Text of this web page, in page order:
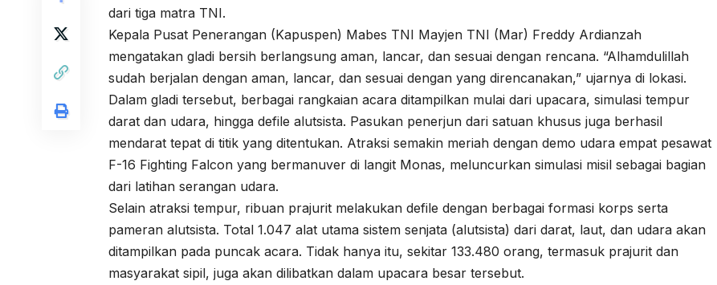
dari tiga matra TNI.
Kepala Pusat Penerangan (Kapuspen) Mabes TNI Mayjen TNI (Mar) Freddy Ardianzah
mengatakan gladi bersih berlangsung aman, lancar, dan sesuai dengan rencana. “Alhamdulillah
sudah berjalan dengan aman, lancar, dan sesuai dengan yang direncanakan,” ujarnya di lokasi.
Dalam gladi tersebut, berbagai rangkaian acara ditampilkan mulai dari upacara, simulasi tempur
darat dan udara, hingga defile alutsista. Pasukan penerjun dari satuan khusus juga berhasil
mendarat tepat di titik yang ditentukan. Atraksi semakin meriah dengan demo udara empat pesawat
F-16 Fighting Falcon yang bermanuver di langit Monas, meluncurkan simulasi misil sebagai bagian
dari latihan serangan udara.
Selain atraksi tempur, ribuan prajurit melakukan defile dengan berbagai formasi korps serta
pameran alutsista. Total 1.047 alat utama sistem senjata (alutsista) dari darat, laut, dan udara akan
ditampilkan pada puncak acara. Tidak hanya itu, sekitar 133.480 orang, termasuk prajurit dan
masyarakat sipil, juga akan dilibatkan dalam upacara besar tersebut.